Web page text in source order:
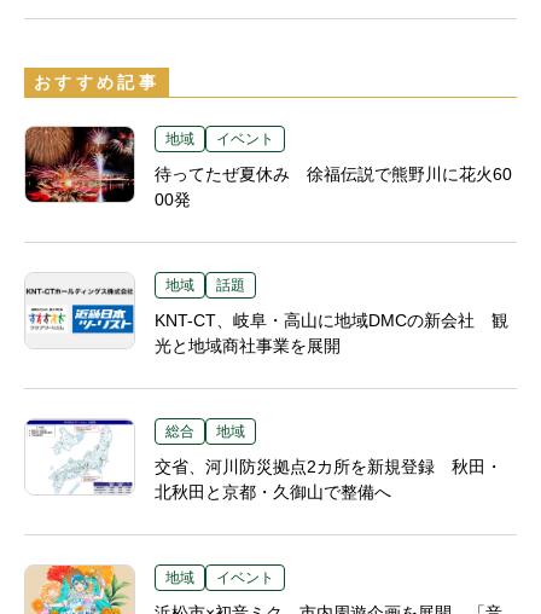
おすすめ記事
地域 イベント
待ってたぜ夏休み 徐福伝説で熊野川に花火60
00発
地域 話題
KNT-CT、岐阜・高山に地域DMCの新会社 観
光と地域商社事業を展開
総合 地域
交省、河川防災拠点2カ所を新規登録 秋田・
北秋田と京都・久御山で整備へ
地域 イベント